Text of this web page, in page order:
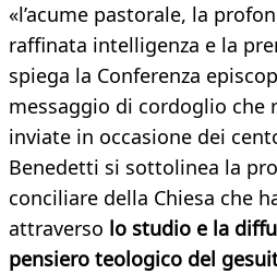
«l’acume pastorale, la
raffinata intelligenza e la
spiega la Conferenza
messaggio di cordoglio che
inviate in occasione dei
Benedetti si sottolinea la
conciliare della Chiesa che
attraverso lo studio e la
pensiero teologico del